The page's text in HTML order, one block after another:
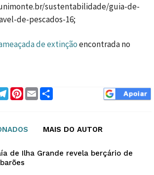
sustentabilidade/guia-de-
de-pescados-16;
de extinçãoencontrada no
Telegram
Pinterest
Email
MAIS DO AUTOR
de Ilha Grande revela berçário de